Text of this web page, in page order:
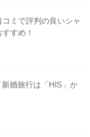
ミで評判の良いシャ
すめ！
婚旅行は「HIS」か